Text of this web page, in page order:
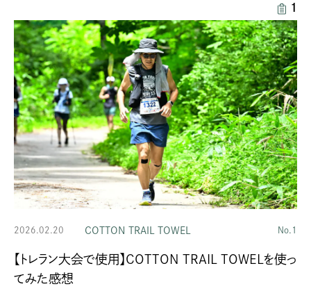
1
2026.02.20 COTTON TRAIL TOWEL No.1
【トレラン大会で使用】COTTON TRAIL TOWELを使っ
てみた感想